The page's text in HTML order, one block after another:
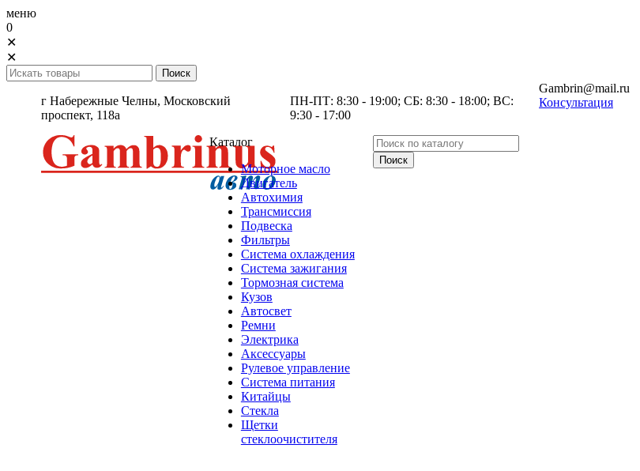
меню
0
✕
✕
г Набережные Челны, Московский
проспект, 118а
ПН-ПТ: 8:30 - 19:00; СБ: 8:30 - 18:00; ВС:
9:30 - 17:00
Gambrin@mail.ru
Консультация
Каталог
Моторное масло
Двигатель
Автохимия
Трансмиссия
Подвеска
Фильтры
Система охлаждения
Система зажигания
Тормозная система
Кузов
Автосвет
Ремни
Электрика
Аксессуары
Рулевое управление
Система питания
Китайцы
Стекла
Щетки
стеклоочистителя